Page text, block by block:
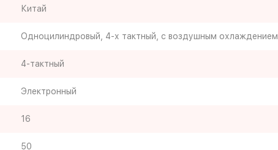
Китай
Одноцилиндровый, 4-х тактный, с воздушным охлаждением
4-тактный
Электронный
16
50